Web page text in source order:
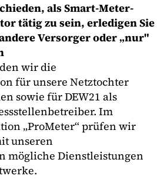
als Smart-Meter-
tätig zu sein, erledigen Sie
Versorger oder „nur"
wir die
für unsere Netztochter
sowie für DEW21 als
Im
„ProMeter“ prüfen wir
unseren
mögliche Dienstleistungen